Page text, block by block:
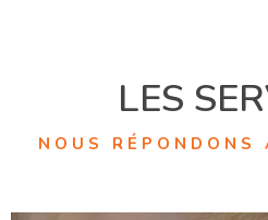
LES
NOUS RÉPONDONS